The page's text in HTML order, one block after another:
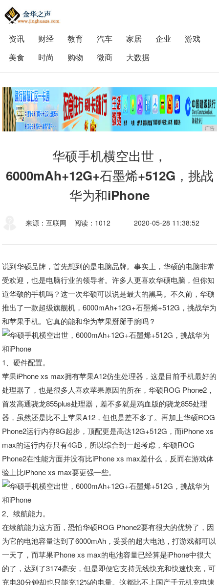
资讯 财经 教育 汽车 家居 企业
游戏
美食
时尚 购物 微商 大数据
广告
华硕手机横空出世，
6000mAh+12G+石墨烯+512G，挑战
华为和iPhone
来源：互联网 阅读：1012 2020-05-28 11:38:52
说到华硕品牌，首先想到的是电脑品牌。事实上，华硕的电脑非常
受欢迎，也是电脑行业的领导者。许多人更喜欢华硕电脑，但你知
道华硕的手机吗？这一次华硕可以说是最大的黑马。不久前，华硕
推出了一款超级旗舰机，6000mAh+12G+石墨烯+512G，挑战华为
和苹果手机。它真的能和华为苹果掰掰手腕吗？
1、硬件配置。
苹果iPhone xs max拥有苹果A12仿生处理器，这是目前手机最好的
处理器了，也是很多人喜欢苹果原因的所在，华硕ROG Phone2，
首发高通骁龙855plus处理器，差不多就是鸡血版的骁龙855处理
器，虽然还是比不上苹果A12，但也是差不多了。再加上华硕ROG
Phone2运行内存8G起步，顶配更是高达12G+512G，而iPhone xs
max的运行内存只有4GB，所以综合到一起考虑，华硕ROG
Phone2在性能方面并没有比iPhone xs max差什么，反而在游戏体
验上比iPhone xs max要更强一些。
2、续航能力。
在续航能力这方面，恐怕华硕ROG Phone2要有很大的优势了，因
为它的电池容量达到了6000mAh，妥妥的超大电池，打游戏都可以
一天了，而苹果iPhone xs max的电池容量已经算是iPhone中很大
的了，达到了3174毫安，但是即便它支持无线快充和快速快充，可
充电30分钟却也只能充12%的电量。这都比不上国产千元机充电速